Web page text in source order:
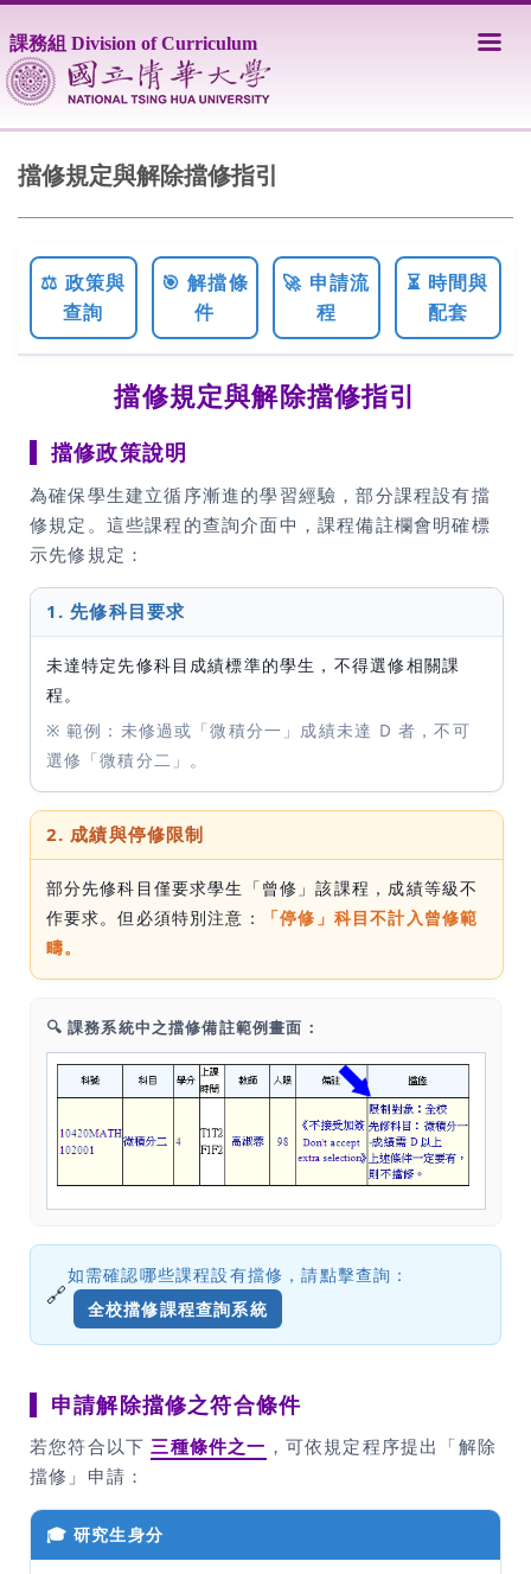
到
主
要
區
課務組 Division of Curriculum
擋修規定與解除擋修指引
⚖️ 政策與
查詢
🎯 解擋條
件
🚀 申請流
程
⏳ 時間與
配套
擋修規定與解除擋修指引
擋修政策說明
為確保學生建立循序漸進的學習經驗，部分課程設有擋
修規定。這些課程的查詢介面中，課程備註欄會明確標
示先修規定：
1. 先修科目要求
未達特定先修科目成績標準的學生，不得選修相關課
程。
※ 範例：未修過或「微積分一」成績未達 D 者，不可
選修「微積分二」。
2. 成績與停修限制
部分先修科目僅要求學生「曾修」該課程，成績等級不
作要求。但必須特別注意：
「停修」科目不計入曾修範
疇。
🔍 課務系統中之擋修備註範例畫面：
🔗
如需確認哪些課程設有擋修，請點擊查詢：
全校擋修課程查詢系統
申請解除擋修之符合條件
若您符合以下三種條件之一 ，可依規定程序提出「解除
擋修」申請：
🎓 研究生身分